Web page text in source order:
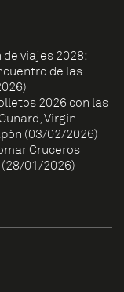
viajes 2028:
de las
2026 con las
Virgin
(03/02/2026)
Cruceros
01/2026)